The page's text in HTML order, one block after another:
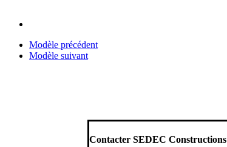
Modèle précédent
Modèle suivant
Contacter SEDEC Constructions